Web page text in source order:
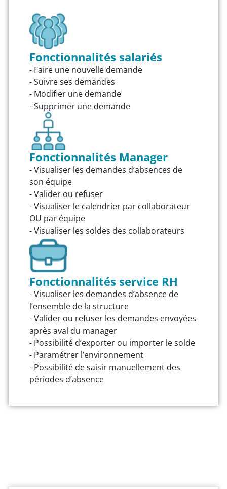
Fonctionnalités salariés
- Faire une nouvelle demande
- Suivre ses demandes
- Modifier une demande
- Supprimer une demande
Fonctionnalités Manager
- Visualiser les demandes d’absences de
son équipe
- Valider ou refuser
- Visualiser le calendrier par collaborateur
OU par équipe
- Visualiser les soldes des collaborateurs
Fonctionnalités service RH
- Visualiser les demandes d’absence de
l’ensemble de la structure
- Valider ou refuser les demandes envoyées
après aval du manager
- Possibilité d’exporter ou importer le solde
- Paramétrer l’environnement
- Possibilité de saisir manuellement des
périodes d’absence